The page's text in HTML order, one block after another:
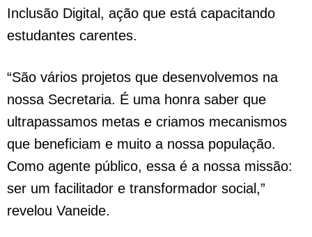
Inclusão Digital, ação que está capacitando
estudantes carentes.
“São vários projetos que desenvolvemos na
nossa Secretaria. É uma honra saber que
ultrapassamos metas e criamos mecanismos
que beneficiam e muito a nossa população.
Como agente público, essa é a nossa missão:
ser um facilitador e transformador social,”
revelou Vaneide.